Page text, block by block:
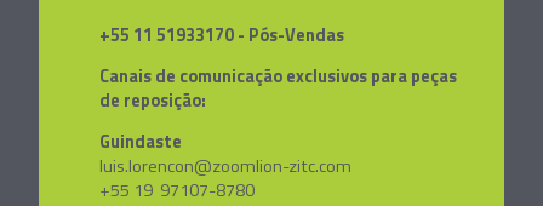
+55 11 51933170 - Pós-Vendas
Canais de comunicação exclusivos para peças
de reposição:
Guindaste
luis.lorencon@zoomlion-zitc.com
+55 19 97107-8780